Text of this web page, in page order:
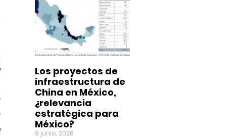
Los proyectos de
infraestructura de
China en México,
¿relevancia
estratégica para
México?
9 junio, 2026